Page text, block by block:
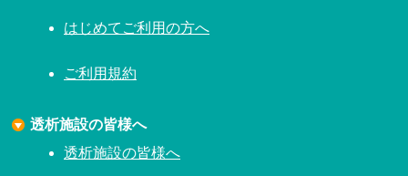
はじめてご利用の方へ
ご利用規約
透析施設の皆様へ
透析施設の皆様へ